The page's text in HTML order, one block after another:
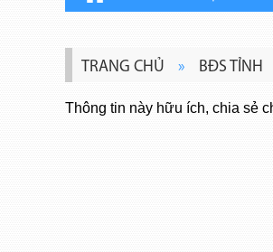
TRANG CHỦ » BĐS TỈNH
Thông tin này hữu ích, chia sẻ